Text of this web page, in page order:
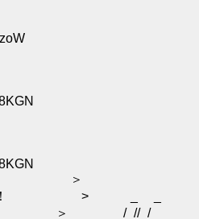
ォォ！！ > _ _
_//_/